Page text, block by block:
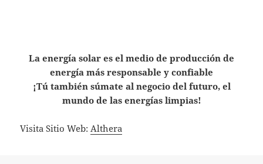
La energía solar es el medio de producción de
energía más responsable y confiable
¡Tú también súmate al negocio del futuro, el
mundo de las energías limpias!
Visita Sitio Web: Althera